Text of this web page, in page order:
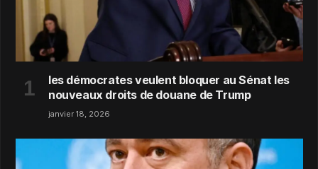
les démocrates veulent bloquer au Sénat les
nouveaux droits de douane de Trump
janvier 18, 2026